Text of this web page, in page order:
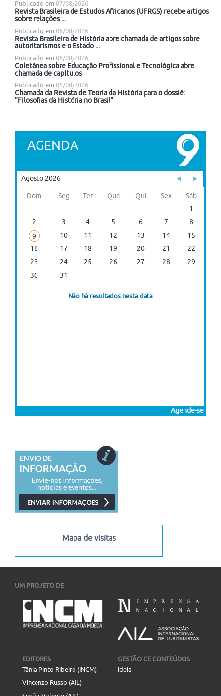
Publicado em 07/08/2026
Revista Brasileira de Estudos Africanos (UFRGS) recebe artigos
sobre relações ...
Publicado em 06/08/2026
Revista Brasileira de História abre chamada de artigos sobre
autoritarismos e o Estado ...
Publicado em 06/08/2026
Coletânea sobre Educação Profissional e Tecnológica abre
chamada de capítulos
Publicado em 05/08/2026
Chamada da Revista de Teoria da História para o dossiê:
"Filosofias da História no Brasil"
AGENDA
Agosto 2026
Dom Seg Ter Qua Qui Sex
Sáb
1
2
3 4 5 6 7
8
9
10 11 12 13 14
15
16
17 18 19 20 21
22
23
24 25 26 27 28
29
30
31
Não há resultados nesta data
Agende-se
Mapa de visitas
UM PROJETO DE
EDITORES
Tânia Pinto Ribeiro (INCM)
Vincenzo Russo (AIL)
GESTÃO DE CONTEÚDOS
Ideia